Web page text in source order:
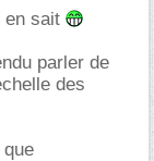
en sait
parler de
des